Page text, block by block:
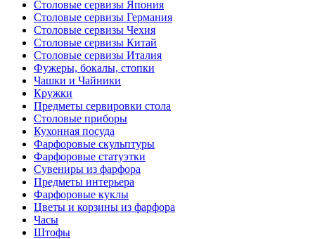
Столовые сервизы Япония
Столовые сервизы Германия
Столовые сервизы Чехия
Столовые сервизы Китай
Столовые сервизы Италия
Фужеры, бокалы, стопки
Чашки и Чайники
Кружки
Предметы сервировки стола
Столовые приборы
Кухонная посуда
Фарфоровые скульптуры
Фарфоровые статуэтки
Сувениры из фарфора
Предметы интерьера
Фарфоровые куклы
Цветы и корзины из фарфора
Часы
Штофы